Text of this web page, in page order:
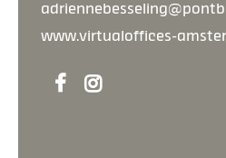
www.virtualoffices-